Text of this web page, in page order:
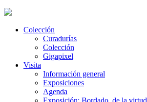
Colección
Curadurías
Colección
Gigapixel
Visita
Información general
Exposiciones
Agenda
Exposición: Bordado, de la virtud